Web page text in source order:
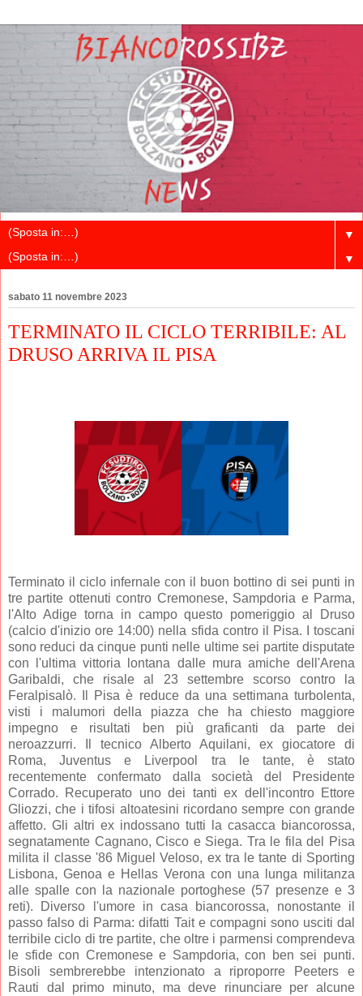
▼
▼
sabato 11 novembre 2023
TERMINATO IL CICLO TERRIBILE: AL
DRUSO ARRIVA IL PISA
Terminato il ciclo infernale con il buon bottino di sei punti in
tre partite ottenuti contro Cremonese, Sampdoria e Parma,
l'Alto Adige torna in campo questo pomeriggio al Druso
(calcio d'inizio ore 14:00) nella sfida contro il Pisa. I toscani
sono reduci da cinque punti nelle ultime sei partite disputate
con l'ultima vittoria lontana dalle mura amiche dell'Arena
Garibaldi, che risale al 23 settembre scorso contro la
Feralpisalò. Il Pisa è reduce da una settimana turbolenta,
visti i malumori della piazza che ha chiesto maggiore
impegno e risultati ben più graficanti da parte dei
neroazzurri. Il tecnico Alberto Aquilani, ex giocatore di
Roma, Juventus e Liverpool tra le tante, è stato
recentemente confermato dalla società del Presidente
Corrado. Recuperato uno dei tanti ex dell'incontro Ettore
Gliozzi, che i tifosi altoatesini ricordano sempre con grande
affetto. Gli altri ex indossano tutti la casacca biancorossa,
segnatamente Cagnano, Cisco e Siega. Tra le fila del Pisa
milita il classe '86 Miguel Veloso, ex tra le tante di Sporting
Lisbona, Genoa e Hellas Verona con una lunga militanza
alle spalle con la nazionale portoghese (57 presenze e 3
reti). Diverso l'umore in casa biancorossa, nonostante il
passo falso di Parma: difatti Tait e compagni sono usciti dal
terribile ciclo di tre partite, che oltre i parmensi comprendeva
le sfide con Cremonese e Sampdoria, con ben sei punti.
Bisoli sembrerebbe intenzionato a riproporre Peeters e
Rauti dal primo minuto, ma deve rinunciare per alcune